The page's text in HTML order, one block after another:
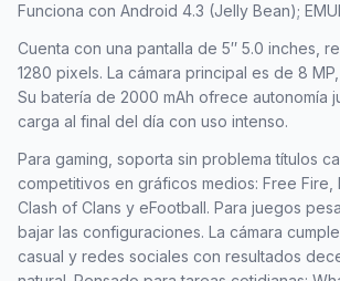
Funciona con Android 4.3 (Jelly Bean);
Cuenta con una pantalla de 5″ 5.0 inches,
1280 pixels. La cámara principal es de 8
Su batería de 2000 mAh ofrece autonomía
carga al final del día con uso intenso.
Para gaming, soporta sin problema títulos
competitivos en gráficos medios: Free Fire,
Clash of Clans y eFootball. Para juegos
bajar las configuraciones. La cámara
casual y redes sociales con resultados